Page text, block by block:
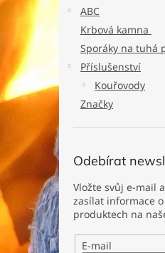
a
n
l
ABC
Krbová kamna
Sporáky na tuhá
Příslušenství
Kouřovody
Značky
Odebírat
Vložte svůj e-mail
zasílat informace
produktech na
E-mail